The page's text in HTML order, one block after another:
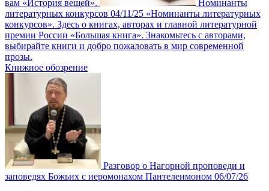
вам «История вещей».
Номинанты
литературных конкурсов 04/11/25 «Номинанты литературных
конкурсов». Здесь о книгах, авторах и главной литературной
премии России «Большая книга». Знакомьтесь с авторами,
выбирайте книги и добро пожаловать в мир современной
прозы.
Книжное обозрение
Разговор о Нагорной проповеди и
заповедях Божьих с иеромонахом Пантелеимоном 06/07/26